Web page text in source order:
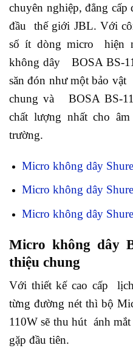
chuyên nghiệp, đẳng
đầu thế giới JBL. Với
số ít dòng micro hiện
không dây BOSA BS-
săn đón như một bảo
chung và BOSA BS-
chất lượng nhất cho
trường.
Micro không dây
Micro không dây
Micro không dây
Micro không dây
thiệu chung
Với thiết kế cao cấp
từng đường nét thì bộ
110W sẽ thu hút ánh
gặp đầu tiên.